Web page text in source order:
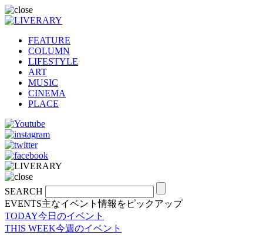
FEATURE
COLUMN
LIFESTYLE
ART
MUSIC
CINEMA
PLACE
SEARCH
EVENTS主なイベント情報をピックアップ
TODAY今日のイベント
THIS WEEK今週のイベント